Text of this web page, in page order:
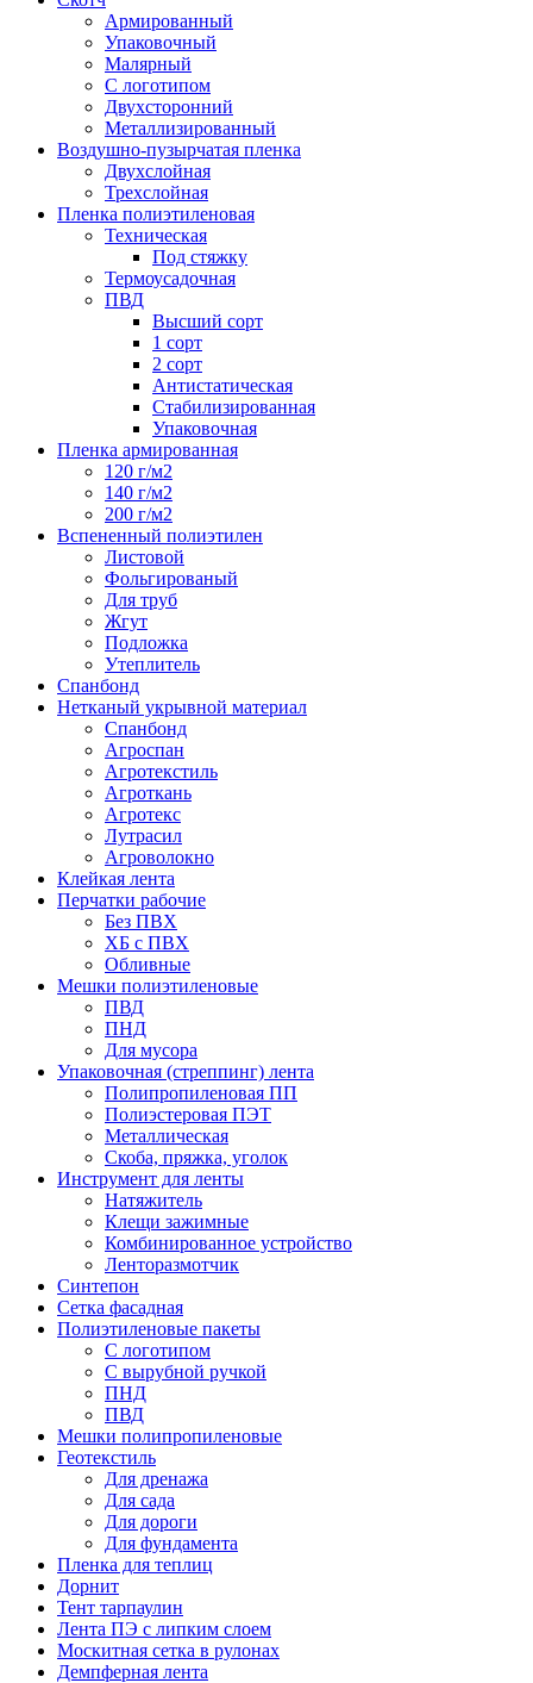
Армированный
Упаковочный
Малярный
С логотипом
Двухсторонний
Металлизированный
Воздушно-пузырчатая пленка
Двухслойная
Трехслойная
Пленка полиэтиленовая
Техническая
Под стяжку
Термоусадочная
ПВД
Высший сорт
1 сорт
2 сорт
Антистатическая
Стабилизированная
Упаковочная
Пленка армированная
120 г/м2
140 г/м2
200 г/м2
Вспененный полиэтилен
Листовой
Фольгированый
Для труб
Жгут
Подложка
Утеплитель
Спанбонд
Нетканый укрывной материал
Спанбонд
Агроспан
Агротекстиль
Агроткань
Агротекс
Лутрасил
Агроволокно
Клейкая лента
Перчатки рабочие
Без ПВХ
ХБ с ПВХ
Обливные
Мешки полиэтиленовые
ПВД
ПНД
Для мусора
Упаковочная (стреппинг) лента
Полипропиленовая ПП
Полиэстеровая ПЭТ
Металлическая
Скоба, пряжка, уголок
Инструмент для ленты
Натяжитель
Клещи зажимные
Комбинированное устройство
Ленторазмотчик
Синтепон
Сетка фасадная
Полиэтиленовые пакеты
С логотипом
С вырубной ручкой
ПНД
ПВД
Мешки полипропиленовые
Геотекстиль
Для дренажа
Для сада
Для дороги
Для фундамента
Пленка для теплиц
Дорнит
Тент тарпаулин
Лента ПЭ с липким слоем
Москитная сетка в рулонах
Демпферная лента